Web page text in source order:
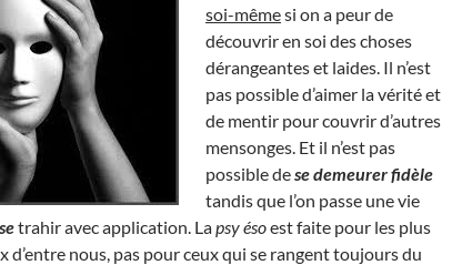
soi-mêmesi on a peur de
découvrir en soi des choses
dérangeantes et laides. Il n’est
pas possible d’aimer la vérité et
de mentir pour couvrir d’autres
mensonges. Et il n’est pas
possible dese demeurer fidèle
tandis que l’on passe une vie
setrahir avec application. Lapsy ésoest faite pour les plus
d’entre nous, pas pour ceux qui se rangent toujours du